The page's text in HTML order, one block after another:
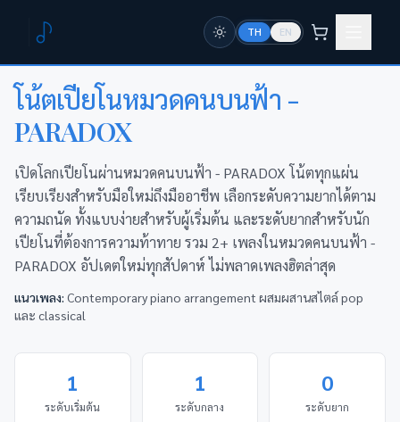
TH EN
คนบนฟ้า - PARADOX
โน้ตเปียโนหมวดคนบนฟ้า -
PARADOX
เปิดโลกเปียโนผ่านหมวดคนบนฟ้า - PARADOX โน้ตทุกแผ่น
เรียบเรียงสำหรับมือใหม่ถึงมืออาชีพ เลือกระดับความยากได้ตาม
ความถนัด ทั้งแบบง่ายสำหรับผู้เริ่มต้น และระดับยากสำหรับนัก
เปียโนที่ต้องการความท้าทาย รวม 2+ เพลงในหมวดคนบนฟ้า -
PARADOX อัปเดตใหม่ทุกสัปดาห์ ไม่พลาดเพลงฮิตล่าสุด
แนวเพลง: Contemporary piano arrangement ผสมผสานสไตล์ pop
และ classical
1
ระดับเริ่มต้น
1
ระดับกลาง
0
ระดับยาก